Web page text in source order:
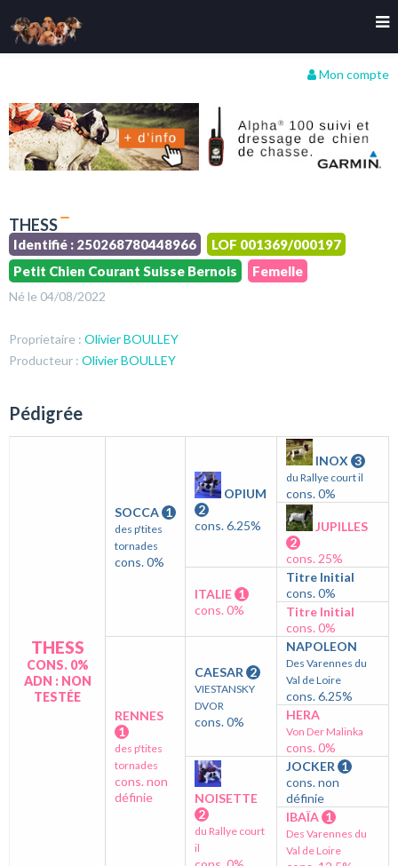
Mon compte
THESS
Identifié : 250268780448966
LOF 001369/000197
Petit Chien Courant Suisse Bernois
Femelle
Né le 04/08/2022
Proprietaire : Olivier BOULLEY
Producteur : Olivier BOULLEY
Pédigrée
THESS
CONS. 0%
ADN : NON
TESTÉE
SOCCA 1
des p'tites
tornades
cons. 0%
OPIUM
2
cons. 6.25%
INOX 3
du Rallye court il
cons. 0%
JUPILLES
2
cons. 25%
ITALIE 1
cons. 0%
Titre Initial
cons. 0%
Titre Initial
cons. 0%
RENNES
1
des p'tites
tornades
cons. non
définie
CAESAR 2
VIESTANSKY
DVOR
cons. 0%
NAPOLEON
Des Varennes du
Val de Loire
cons. 6.25%
HERA
Von Der Malinka
cons. 0%
NOISETTE
2
du Rallye court
il
JOCKER 1
cons. non
définie
IBAÏA 1
Des Varennes du
Val de Loire